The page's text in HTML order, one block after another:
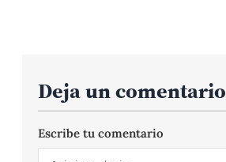
Deja un comentario
Escribe tu comentario